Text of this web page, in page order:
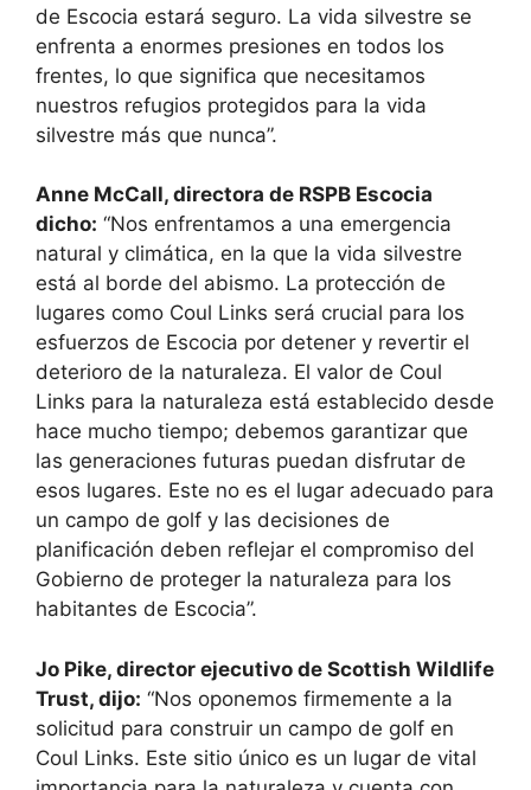
de Escocia estará seguro. La vida silvestre se
enfrenta a enormes presiones en todos los
frentes, lo que significa que necesitamos
nuestros refugios protegidos para la vida
silvestre más que nunca”.
Anne McCall, directora de RSPB Escocia
dicho: “Nos enfrentamos a una emergencia
natural y climática, en la que la vida silvestre
está al borde del abismo. La protección de
lugares como Coul Links será crucial para los
esfuerzos de Escocia por detener y revertir el
deterioro de la naturaleza. El valor de Coul
Links para la naturaleza está establecido desde
hace mucho tiempo; debemos garantizar que
las generaciones futuras puedan disfrutar de
esos lugares. Este no es el lugar adecuado para
un campo de golf y las decisiones de
planificación deben reflejar el compromiso del
Gobierno de proteger la naturaleza para los
habitantes de Escocia”.
Jo Pike, director ejecutivo de Scottish Wildlife
Trust, dijo: “Nos oponemos firmemente a la
solicitud para construir un campo de golf en
Coul Links. Este sitio único es un lugar de vital